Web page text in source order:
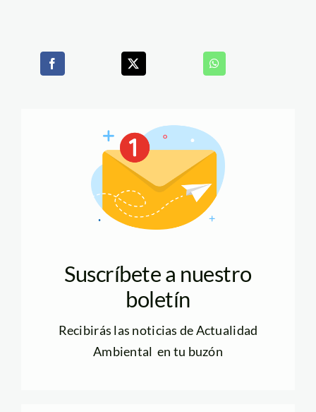
Suscríbete a nuestro
boletín
Recibirás las noticias de Actualidad
Ambiental en tu buzón